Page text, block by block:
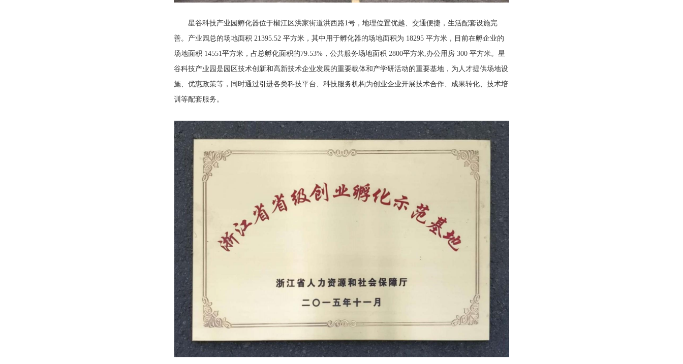
星谷科技产业园孵化器位于椒江区洪家街道洪西路1号，地理位置优越、交通便捷，生活配套设施完
善。产业园总的场地面积 21395.52 平方米，其中用于孵化器的场地面积为 18295 平方米，目前在孵企业的
场地面积 14551平方米，占总孵化面积的79.53%，公共服务场地面积 2800平方米,办公用房 300 平方米。星
谷科技产业园是园区技术创新和高新技术企业发展的重要载体和产学研活动的重要基地，为人才提供场地设
施、优惠政策等，同时通过引进各类科技平台、科技服务机构为创业企业开展技术合作、成果转化、技术培
训等配套服务。